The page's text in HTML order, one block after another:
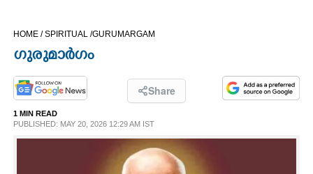
OPINION
PHOTOS
HOME /SPIRITUAL /GURUMARGAM
ഗുരുമാർഗം
Share
1 MIN READ
PUBLISHED: MAY 20, 2026 12:29 AM IST